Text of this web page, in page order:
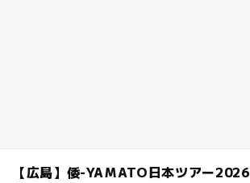
【広島】倭-YAMATO日本ツアー2026